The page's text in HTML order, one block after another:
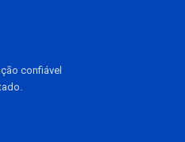
confiável